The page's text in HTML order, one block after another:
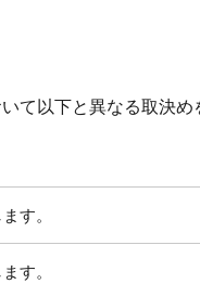
て以下と異なる取決め
す。
す。